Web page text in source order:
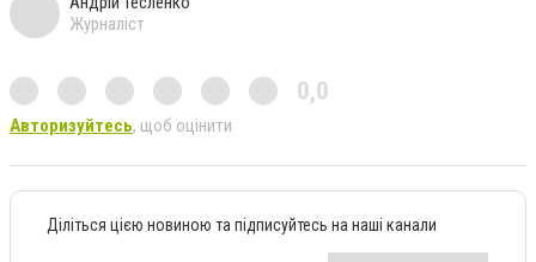
Журналіст
0,0
Авторизуйтесь, щоб оцінити
Діліться цією новиною та підписуйтесь на наші канали